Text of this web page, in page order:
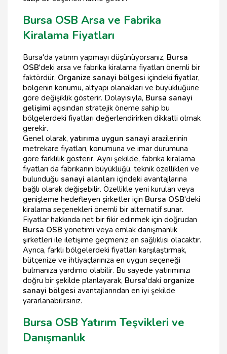
Bursa OSB Arsa ve Fabrika
Kiralama Fiyatları
Bursa'da yatırım yapmayı düşünüyorsanız, Bursa
OSB'deki arsa ve fabrika kiralama fiyatları önemli bir
faktördür. Organize sanayi bölgesi içindeki fiyatlar,
bölgenin konumu, altyapı olanakları ve büyüklüğüne
göre değişiklik gösterir. Dolayısıyla, Bursa sanayi
gelişimi açısından stratejik öneme sahip bu
bölgelerdeki fiyatları değerlendirirken dikkatli olmak
gerekir.
Genel olarak, yatırıma uygun sanayi arazilerinin
metrekare fiyatları, konumuna ve imar durumuna
göre farklılık gösterir. Aynı şekilde, fabrika kiralama
fiyatları da fabrikanın büyüklüğü, teknik özellikleri ve
bulunduğu sanayi alanları içindeki avantajlarına
bağlı olarak değişebilir. Özellikle yeni kurulan veya
genişleme hedefleyen şirketler için Bursa OSB'deki
kiralama seçenekleri önemli bir alternatif sunar.
Fiyatlar hakkında net bir fikir edinmek için doğrudan
Bursa OSB yönetimi veya emlak danışmanlık
şirketleri ile iletişime geçmeniz en sağlıklısı olacaktır.
Ayrıca, farklı bölgelerdeki fiyatları karşılaştırmak,
bütçenize ve ihtiyaçlarınıza en uygun seçeneği
bulmanıza yardımcı olabilir. Bu sayede yatırımınızı
doğru bir şekilde planlayarak, Bursa'daki organize
sanayi bölgesi avantajlarından en iyi şekilde
yararlanabilirsiniz.
Bursa OSB Yatırım Teşvikleri ve
Danışmanlık